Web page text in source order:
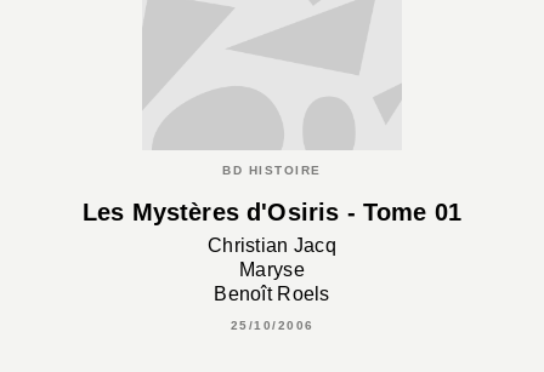
BD HISTOIRE
Les Mystères d'Osiris - Tome 01
Christian Jacq
Maryse
Benoît Roels
25/10/2006